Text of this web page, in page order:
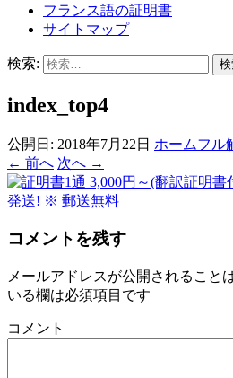
フランス語の証明書
サイトマップ
検索:
index_top4
公開日: 2018年7月22日 ホームフル
← 前へ 次へ →
コメントを残す
メールアドレスが公開されること
いる欄は必須項目です
コメント